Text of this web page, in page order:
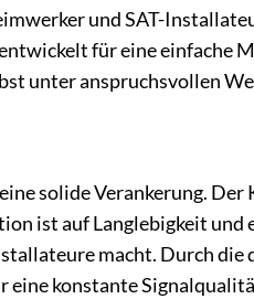
und SAT-
für eine einfache
unter anspruchsvollen
solide Verankerung. Der
ist auf Langlebigkeit und
macht. Durch die
konstante